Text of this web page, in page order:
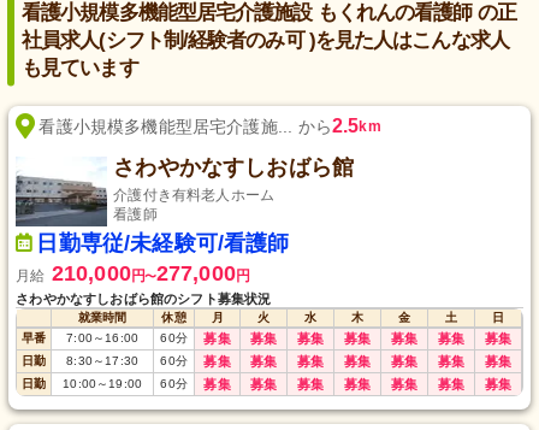
看護小規模多機能型居宅介護施設 もくれんの看護師 の正
社員求人(シフト制/経験者のみ可 )を見た人はこんな求人
も見ています
看護小規模多機能型居宅介護施... から2.5km
さわやかなすしおばら館
介護付き有料老人ホーム
看護師
日勤専従/未経験可/看護師
月給 210,000円〜277,000円
さわやかなすしおばら館のシフト募集状況
就業時間 休憩 月 火 水 木 金 土
日
早番
7:00～16:00 60分 募集 募集 募集 募集 募集 募集 募集
日勤 8:30～17:30 60分 募集 募集 募集 募集 募集 募集 募集
日勤 10:00～19:00 60分 募集 募集 募集 募集 募集 募集 募集